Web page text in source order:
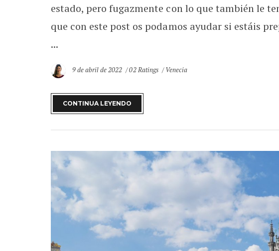
estado, pero fugazmente con lo que también le
que con este post os podamos ayudar si estáis
...
9 de abril de 2022 02 Ratings Venecia
CONTINUA LEYENDO